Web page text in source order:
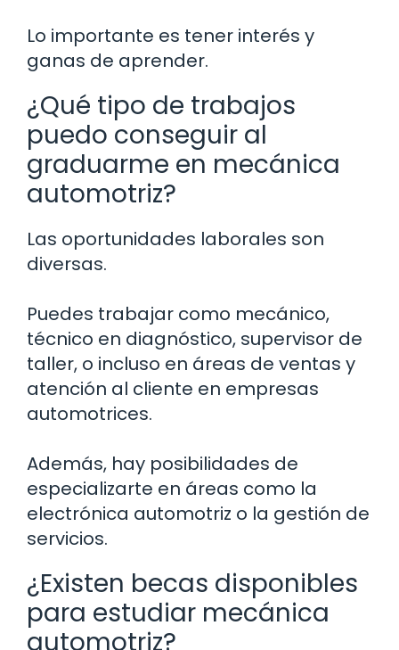
Lo importante es tener interés y
ganas de aprender.
¿Qué tipo de trabajos
puedo conseguir al
graduarme en mecánica
automotriz?
Las oportunidades laborales son
diversas.
Puedes trabajar como mecánico,
técnico en diagnóstico, supervisor de
taller, o incluso en áreas de ventas y
atención al cliente en empresas
automotrices.
Además, hay posibilidades de
especializarte en áreas como la
electrónica automotriz o la gestión de
servicios.
¿Existen becas disponibles
para estudiar mecánica
automotriz?